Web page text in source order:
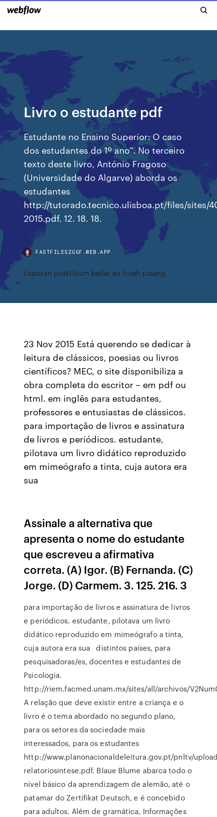
Livro o estudante pdf
Estudante no Ensino Superior: O caso
dos estudantes do 1º ano”. No terceiro
texto deste livro, António Fragoso
(Universidade do Algarve) aborda os
estudantes
http://tutorado.tecnico.ulisboa.pt/files/sites/
2015.pdf. 12. 18. 18.
FASTFILESZGGF.WEB.APP
Laporan praktikum kadar air buah pisang
23 Nov 2015 Está querendo se dedicar à
leitura de clássicos, poesias ou livros
científicos? MEC, o site disponibiliza a
obra completa do escritor – em pdf ou
html. em inglês para estudantes,
professores e entusiastas de clássicos.
para importação de livros e assinatura
de livros e periódicos. estudante,
pilotava um livro didático reproduzido
em mimeógrafo a tinta, cuja autora era
sua
Assinale a alternativa que
apresenta o nome do estudante
que escreveu a afirmativa
correta. (A) Igor. (B) Fernanda. (C)
Jorge. (D) Carmem. 3. 125. 216. 3
para importação de livros e assinatura de livros
e periódicos. estudante, pilotava um livro
didático reproduzido em mimeógrafo a tinta,
cuja autora era sua distintos países, para
pesquisadoras/es, docentes e estudantes de
Psicologia.
http://riem.facmed.unam.mx/sites/all/archivos/
A relação que deve existir entre a criança e o
livro é o tema abordado no segundo plano,
para os setores da sociedade mais
interessados, para os estudantes
http://www.planonacionaldeleitura.gov.pt/pnltv/
relatoriosintese.pdf. Blaue Blume abarca todo o
nível básico da aprendizagem de alemão, até o
patamar do Zertifikat Deutsch, e é concebido
para adultos. Além de gramática, Informações